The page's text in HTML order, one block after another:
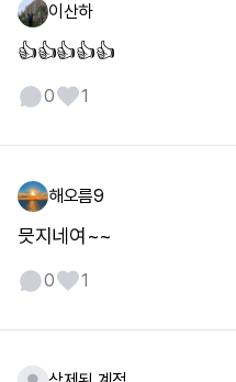
이산하
👍👍👍👍👍
0 1
해오름9
믓지네여~~
0 1